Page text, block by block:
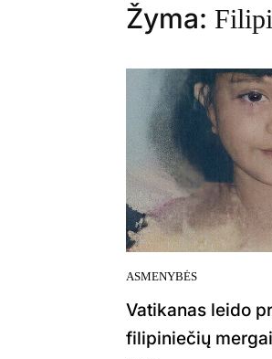
Žyma:
ASMENYBĖS
Vatikanas leido
filipiniečių